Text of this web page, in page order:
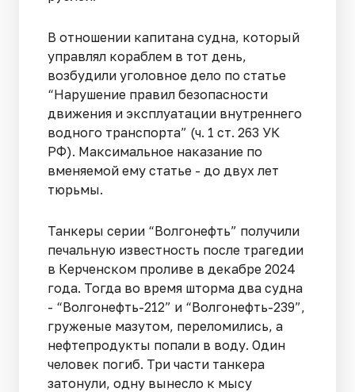
В отношении капитана судна, который
управлял кораблем в тот день,
возбудили уголовное дело по статье
“Нарушение правил безопасности
движения и эксплуатации внутреннего
водного транспорта” (ч. 1 ст. 263 УК
РФ). Максимальное наказание по
вменяемой ему статье - до двух лет
тюрьмы.
Танкеры серии “Волгонефть” получили
печальную известность после трагедии
в Керченском проливе в декабре 2024
года. Тогда во время шторма два судна
- “Волгонефть-212” и “Волгонефть-239”,
груженые мазутом, переломились, а
нефтепродукты попали в воду. Один
человек погиб. Три части танкера
затонули, одну вынесло к мысу